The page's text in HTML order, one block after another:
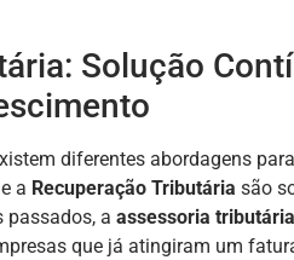
Solução
diferentes abordagens
e a Recuperação Tributária são
passados, a assessoria tributária
que já atingiram um